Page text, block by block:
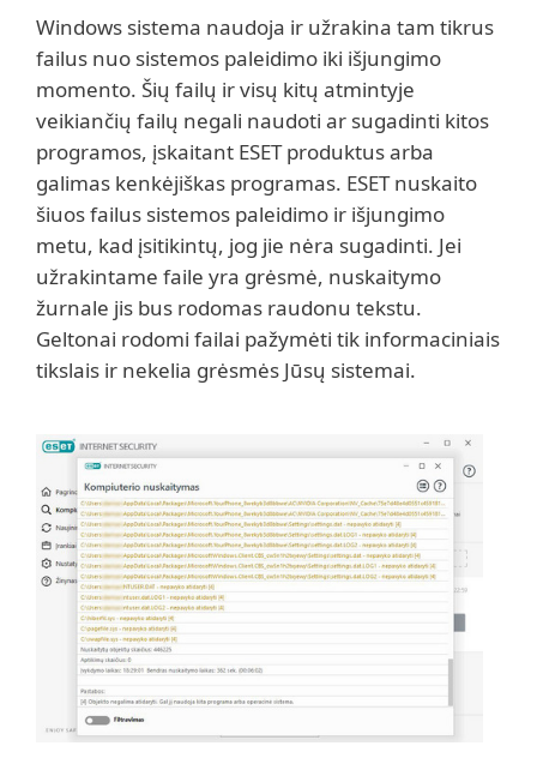
Windows sistema naudoja ir užrakina tam tikrus
failus nuo sistemos paleidimo iki išjungimo
momento. Šių failų ir visų kitų atmintyje
veikiančių failų negali naudoti ar sugadinti kitos
programos, įskaitant ESET produktus arba
galimas kenkėjiškas programas. ESET nuskaito
šiuos failus sistemos paleidimo ir išjungimo
metu, kad įsitikintų, jog jie nėra sugadinti. Jei
užrakintame faile yra grėsmė, nuskaitymo
žurnale jis bus rodomas raudonu tekstu.
Geltonai rodomi failai pažymėti tik informaciniais
tikslais ir nekelia grėsmės Jūsų sistemai.